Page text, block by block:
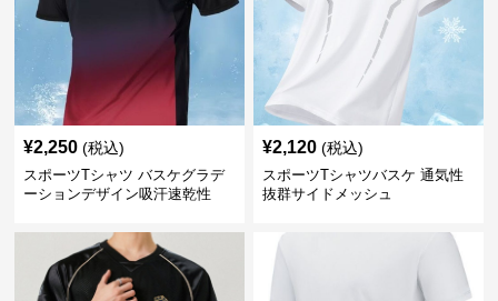
¥2,250 (税込)
スポーツTシャツ バスケグラデ
ーションデザイン吸汗速乾性
¥2,120 (税込)
スポーツTシャツバスケ 通気性
抜群サイドメッシュ